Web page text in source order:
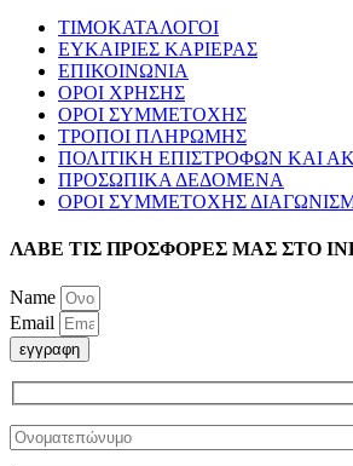
ΤΙΜΟΚΑΤΑΛΟΓΟΙ
ΕΥΚΑΙΡΙΕΣ ΚΑΡΙΕΡΑΣ
ΕΠΙΚΟΙΝΩΝΙΑ
ΟΡΟΙ ΧΡΗΣΗΣ
ΟΡΟΙ ΣΥΜΜΕΤΟΧΗΣ
ΤΡΟΠΟΙ ΠΛΗΡΩΜΗΣ
ΠΟΛΙΤΙΚΗ ΕΠΙΣΤΡΟΦΩΝ ΚΑΙ
ΠΡΟΣΩΠΙΚΑ ΔΕΔΟΜΕΝΑ
ΟΡΟΙ ΣΥΜΜΕΤΟΧΗΣ
ΛΑΒΕ ΤΙΣ ΠΡΟΣΦΟΡΕΣ ΜΑΣ ΣΤΟ
Name
Email
εγγραφη